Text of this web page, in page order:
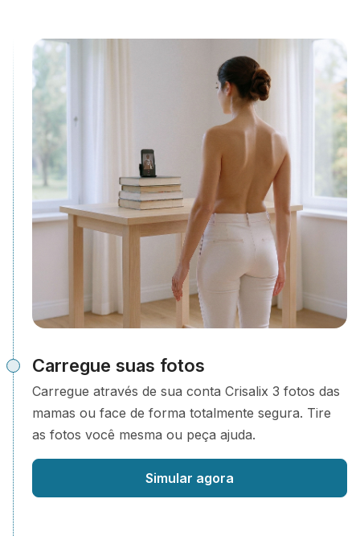
Carregue suas fotos
Carregue através de sua conta Crisalix 3 fotos das
mamas ou face de forma totalmente segura. Tire
as fotos você mesma ou peça ajuda.
Simular agora